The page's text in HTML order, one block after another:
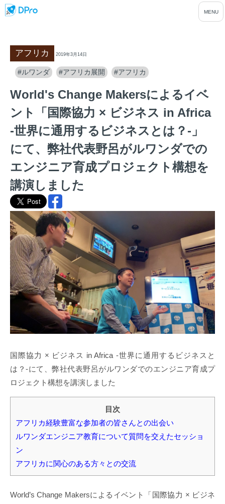
アフリカ 2019年3月14日
#ルワンダ #アフリカ展開 #アフリカ
World's Change Makersによるイベ
ント「国際協力 × ビジネス in Africa
-世界に通用するビジネスとは？-」
にて、弊社代表野呂がルワンダでの
エンジニア育成プロジェクト構想を
講演しました
国際協力 × ビジネス in Africa -世界に通用するビジネスと
は？-にて、弊社代表野呂がルワンダでのエンジニア育成プ
ロジェクト構想を講演しました
目次
アフリカ経験豊富な参加者の皆さんとの出会い
ルワンダエンジニア教育について質問を交えたセッショ
ン
アフリカに関心のある方々との交流
World’s Change Makersによるイベント「国際協力 × ビジネ